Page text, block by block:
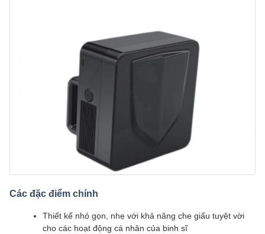
Các đặc điểm chính
Thiết kế nhỏ gọn, nhẹ với khả năng che giấu tuyệt vời
cho các hoạt động cá nhân của binh sĩ